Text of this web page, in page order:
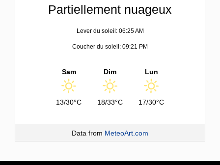
Partiellement nuageux
Lever du soleil: 06:25 AM
Coucher du soleil: 09:21 PM
Sam
13/30°C
Dim
18/33°C
Lun
17/30°C
Data from MeteoArt.com